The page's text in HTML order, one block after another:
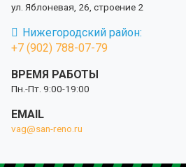
ул. Яблоневая, 26, строение 2
Нижегородский район:
+7 (902) 788-07-79
ВРЕМЯ РАБОТЫ
Пн.-Пт. 9:00-19:00
EMAIL
vag@san-reno.ru